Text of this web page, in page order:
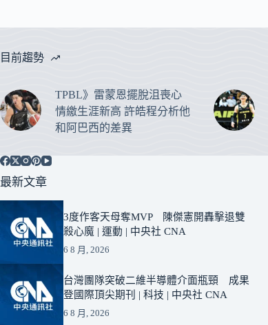
目前趨勢
TPBL》雷蒙恩擺脫沮喪心
情繳生涯新高 許皓程分析他
和阿巴西的差異
最新文章
3度作客天母奪MVP 陳傑憲開轟擊退雙
殺心魔 | 運動 | 中央社 CNA
6 8 月, 2026
台灣團隊突破二維半導體介面瓶頸 成果
登國際頂尖期刊 | 科技 | 中央社 CNA
6 8 月, 2026